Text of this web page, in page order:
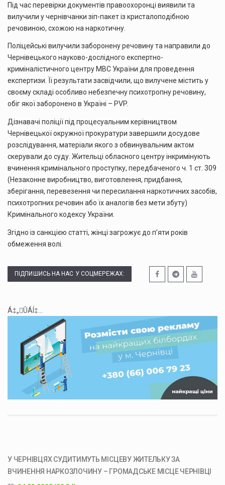
Під час перевірки документів правоохоронці виявили та
вилучили у чернівчанки зіп-пакет із кристалоподібною
речовиною, схожою на наркотичну.
Поліцейські вилучили заборонену речовину та направили до
Чернівецького науково-дослідного експертно-
криміналістичного центру МВС України для проведення
експертизи. Її результати засвідчили, що вилучене містить у
своєму складі особливо небезпечну психотропну речовину,
обіг якої заборонено в Україні – PVP.
Дізнавачі поліції під процесуальним керівництвом
Чернівецької окружної прокуратури завершили досудове
розслідування, матеріали якого з обвинувальним актом
скерували до суду. Жительці обласного центру інкримінують
вчинення кримінального проступку, передбаченого ч. 1 ст. 309
(Незаконне виробництво, виготовлення, придбання,
зберігання, перевезення чи пересилання наркотичних засобів,
психотропних речовин або їх аналогів без мети збуту)
Кримінального кодексу України.
Згідно із санкцією статті, жінці загрожує до п’яти років
обмеження волі.
ПІДПИШИСЬ НА НАС У СОЦМЕРЕЖАХ:
Á‡„ÛÁÍ‡...
У ЧЕРНІВЦЯХ СУДИТИМУТЬ МІСЦЕВУ ЖИТЕЛЬКУ ЗА
ВЧИНЕННЯ НАРКОЗЛОЧИНУ – ГРОМАДСЬКЕ МІСЦЕ ЧЕРНІВЦІ